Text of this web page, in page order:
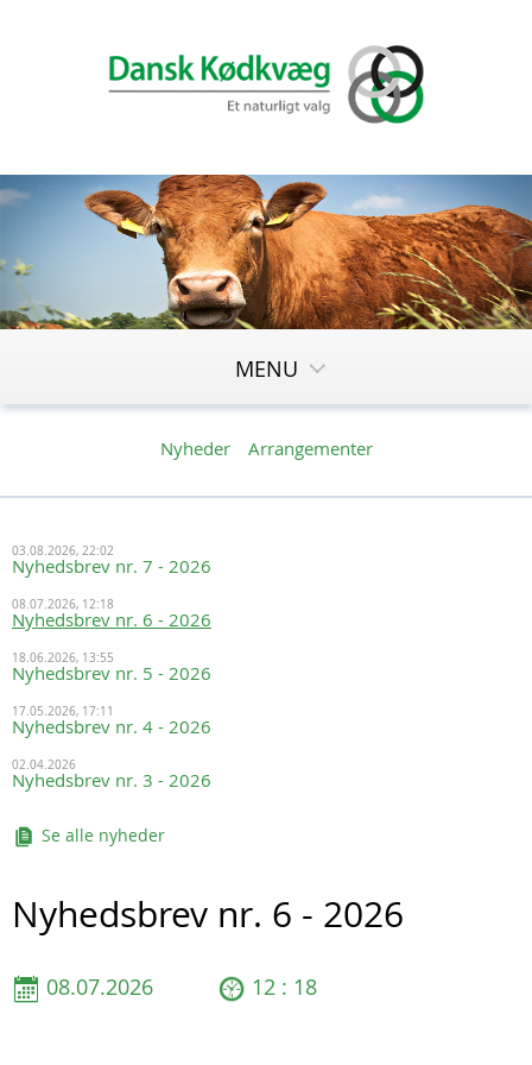
MENU
Nyheder Arrangementer
03.08.2026, 22:02
Nyhedsbrev nr. 7 - 2026
08.07.2026, 12:18
Nyhedsbrev nr. 6 - 2026
18.06.2026, 13:55
Nyhedsbrev nr. 5 - 2026
17.05.2026, 17:11
Nyhedsbrev nr. 4 - 2026
02.04.2026
Nyhedsbrev nr. 3 - 2026
Se alle nyheder
Nyhedsbrev nr. 6 - 2026
08.07.2026 12 : 18